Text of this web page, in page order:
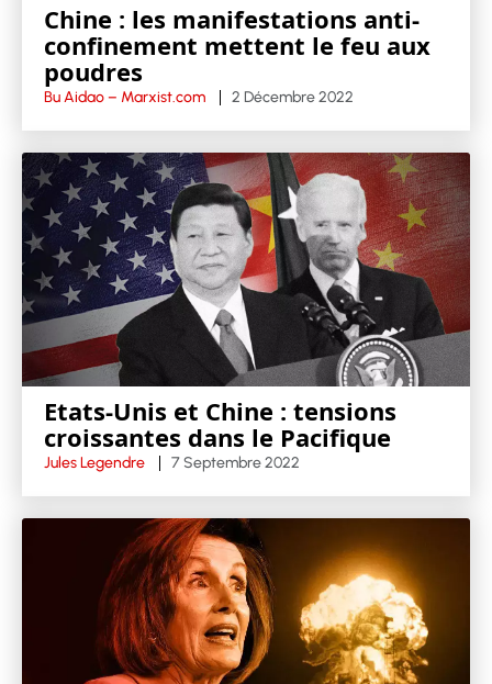
Chine : les manifestations anti-
confinement mettent le feu aux
poudres
Bu Aidao – Marxist.com 2 Décembre 2022
Etats-Unis et Chine : tensions
croissantes dans le Pacifique
Jules Legendre 7 Septembre 2022